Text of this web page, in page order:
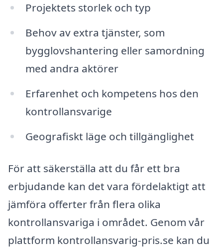
Projektets storlek och typ
Behov av extra tjänster, som
bygglovshantering eller samordning
med andra aktörer
Erfarenhet och kompetens hos den
kontrollansvarige
Geografiskt läge och tillgänglighet
För att säkerställa att du får ett bra
erbjudande kan det vara fördelaktigt att
jämföra offerter från flera olika
kontrollansvariga i området. Genom vår
plattform kontrollansvarig-pris.se kan du